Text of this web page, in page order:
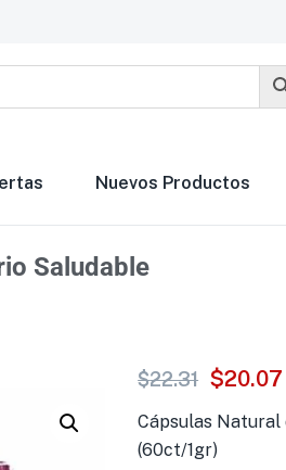
Nuevos Productos
Saludable
$22.31 $20.07
Cápsulas Natural
(60ct/1gr)